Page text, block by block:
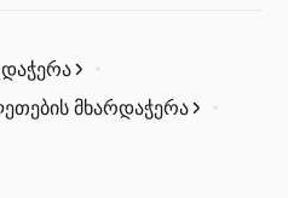
მხარდაჭერა